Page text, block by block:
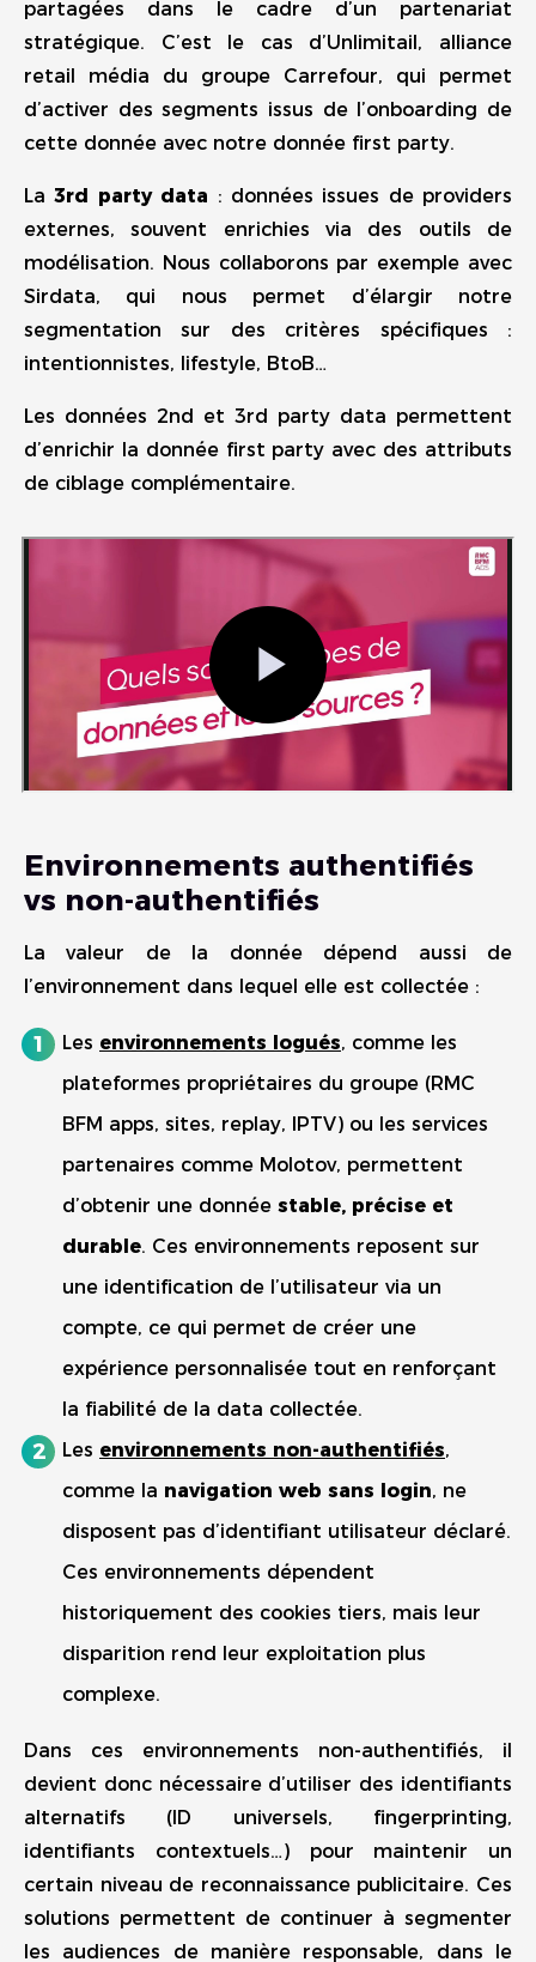
partagées dans le cadre d’un partenariat
stratégique. C’est le cas d’Unlimitail, alliance
retail média du groupe Carrefour, qui permet
d’activer des segments issus de l’onboarding de
cette donnée avec notre donnée first party.
La3rd party data : données issues de providers
externes, souvent enrichies via des outils de
modélisation. Nous collaborons par exemple avec
Sirdata, qui nous permet d’élargir notre
segmentation sur des critères spécifiques :
intentionnistes, lifestyle, BtoB…
Les données 2nd et 3rd party data permettent
d’enrichir la donnée first party avec des attributs
de ciblage complémentaire.
Environnements authentifiés
vs non-authentifiés
La valeur de la donnée dépend aussi de
l’environnement dans lequel elle est collectée :
Les environnements logués, comme les
plateformes propriétaires du groupe (RMC
BFM apps, sites, replay, IPTV) ou les services
partenaires comme Molotov, permettent
d’obtenir une donnée stable, précise et
durable. Ces environnements reposent sur
une identification de l’utilisateur via un
compte, ce qui permet de créer une
expérience personnalisée tout en renforçant
la fiabilité de la data collectée.
Les environnements non-authentifiés,
comme la navigation web sans login, ne
disposent pas d’identifiant utilisateur déclaré.
Ces environnements dépendent
historiquement des cookies tiers, mais leur
disparition rend leur exploitation plus
complexe.
Dans ces environnements non-authentifiés, il
devient donc nécessaire d’utiliser des identifiants
alternatifs (ID universels, fingerprinting,
identifiants contextuels…) pour maintenir un
certain niveau de reconnaissance publicitaire. Ces
solutions permettent de continuer à segmenter
les audiences de manière responsable, dans le